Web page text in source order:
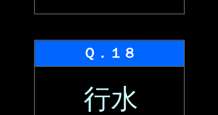
Ｑ．１８
行水